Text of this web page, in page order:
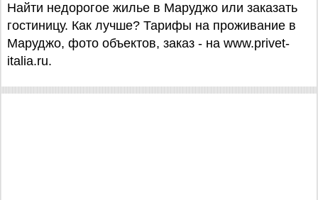
Найти недорогое жилье в Маруджо или заказать
гостиницу. Как лучше? Тарифы на проживание в
Маруджо, фото объектов, заказ - на www.privet-
italia.ru.